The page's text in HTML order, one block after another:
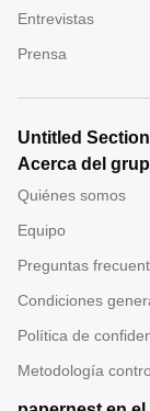
Entrevistas
Prensa
Untitled Section
Acerca del
Quiénes somos
Equipo
Preguntas
Condiciones
Política de
Metodología